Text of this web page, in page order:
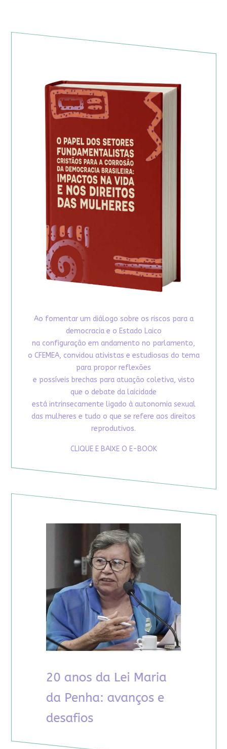
Ao fomentar um diálogo sobre os riscos para a
democracia e o Estado Laico
na configuração em andamento no parlamento,
o CFEMEA, convidou ativistas e estudiosas do tema
para propor reflexões
e possíveis brechas para atuação coletiva, visto
que o debate da laicidade
está intrinsecamente ligado à autonomia sexual
das mulheres e tudo o que se refere aos direitos
reprodutivos.
CLIQUE E BAIXE O E-BOOK